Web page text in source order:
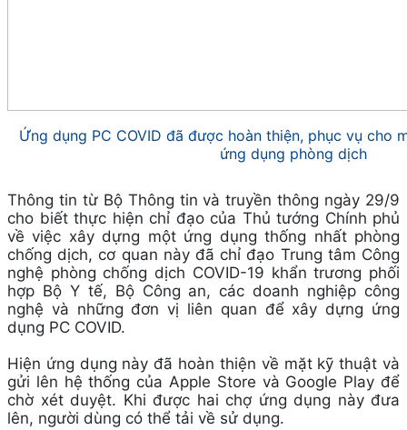
Ứng dụng PC COVID đã được hoàn thiện, phục vụ cho
ứng dụng phòng dịch
Thông tin từ Bộ Thông tin và truyền thông ngày 29/9
cho biết thực hiện chỉ đạo của Thủ tướng Chính phủ
về việc xây dựng một ứng dụng thống nhất phòng
chống dịch, cơ quan này đã chỉ đạo Trung tâm Công
nghệ phòng chống dịch COVID-19 khẩn trương phối
hợp Bộ Y tế, Bộ Công an, các doanh nghiệp công
nghệ và những đơn vị liên quan để xây dựng ứng
dụng PC COVID.
Hiện ứng dụng này đã hoàn thiện về mặt kỹ thuật và
gửi lên hệ thống của Apple Store và Google Play để
chờ xét duyệt. Khi được hai chợ ứng dụng này đưa
lên, người dùng có thể tải về sử dụng.